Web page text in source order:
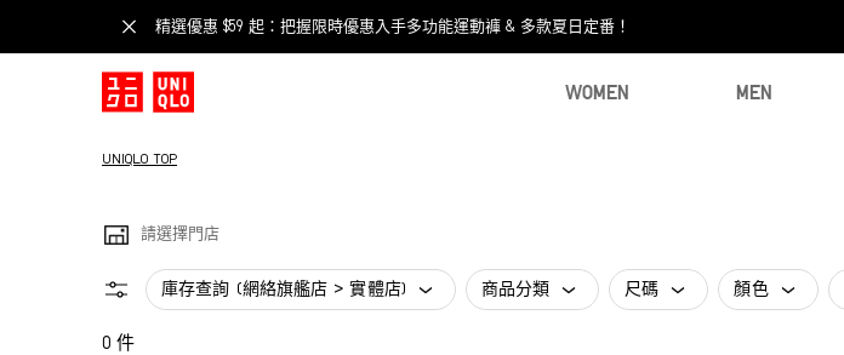
精選優惠 $59 起：把握限時優惠入手多功能運動褲 & 多款夏日定番！​
WOMEN MEN
UNIQLO TOP
請選擇門店
庫存查詢 (網絡旗艦店 > 實體店) 商品分類 尺碼 顏色
0 件